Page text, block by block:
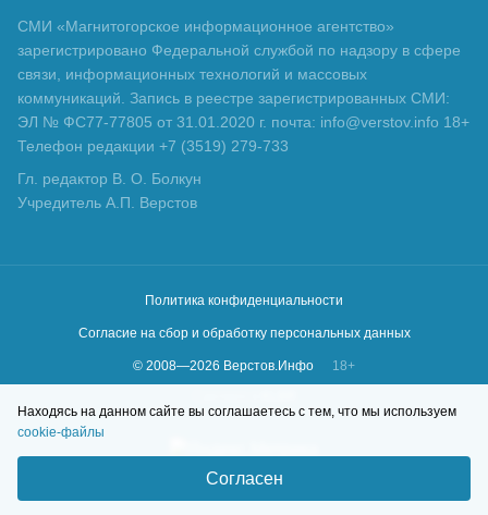
СМИ «Магнитогорское информационное агентство»
зарегистрировано Федеральной службой по надзору в сфере
связи, информационных технологий и массовых
коммуникаций. Запись в реестре зарегистрированных СМИ:
ЭЛ № ФС77-77805 от 31.01.2020 г. почта: info@verstov.info 18+
Телефон редакции +7 (3519) 279-733
Гл. редактор В. О. Болкун
Учредитель А.П. Верстов
Политика конфиденциальности
Согласие на сбор и обработку персональных данных
© 2008—2026 Верстов.Инфо
18+
Находясь на данном сайте вы соглашаетесь с тем, что мы используем
cookie-файлы
Согласен